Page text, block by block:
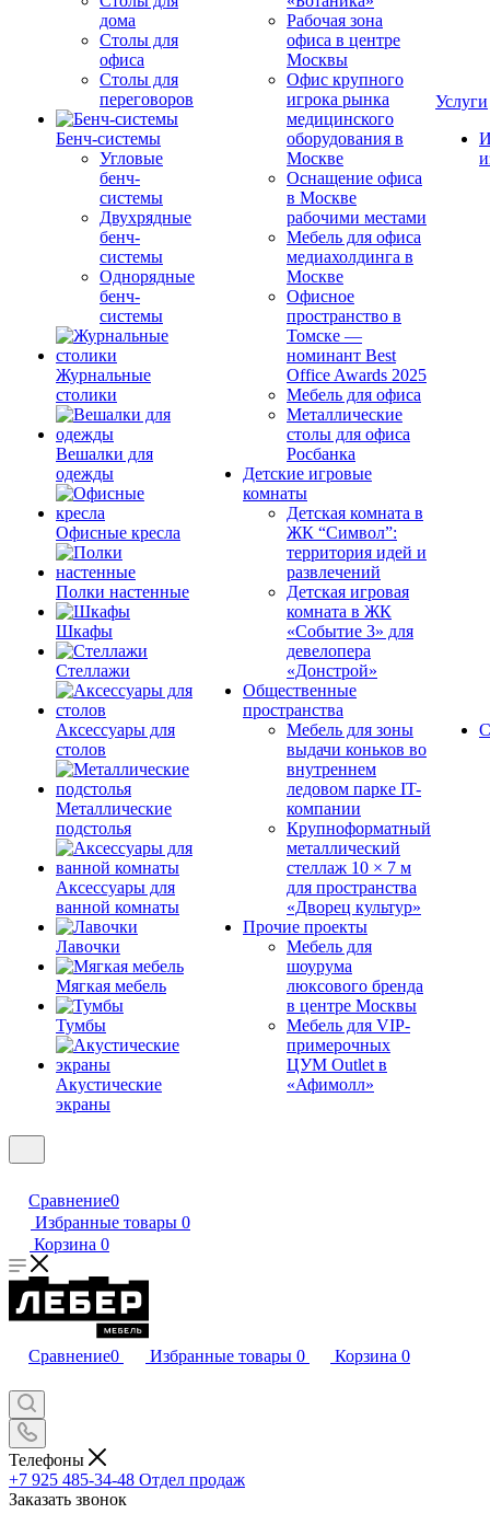
дома
Столы для
офиса
Столы для
переговоров
Бенч-системы
Угловые
бенч-
системы
Двухрядные
бенч-
системы
Однорядные
бенч-
системы
Журнальные
столики
Вешалки для
одежды
Офисные кресла
Полки настенные
Шкафы
Стеллажи
Аксессуары для
столов
Металлические
подстолья
Аксессуары для
ванной комнаты
Лавочки
Мягкая мебель
Тумбы
Акустические
экраны
Рабочая зона
офиса в центре
Москвы
Офис крупного
игрока рынка
медицинского
оборудования в
Москве
Оснащение офиса
в Москве
рабочими местами
Мебель для офиса
медиахолдинга в
Москве
Офисное
пространство в
Томске —
номинант Best
Office Awards 2025
Мебель для офиса
Металлические
столы для офиса
Росбанка
Детские игровые
комнаты
Детская комната в
ЖК “Символ”:
территория идей и
развлечений
Детская игровая
комната в ЖК
«Событие 3» для
девелопера
«Донстрой»
Общественные
пространства
Мебель для зоны
выдачи коньков во
внутреннем
ледовом парке IT-
компании
Крупноформатный
металлический
стеллаж 10 × 7 м
для пространства
«Дворец культур»
Прочие проекты
Мебель для
шоурума
люксового бренда
в центре Москвы
Мебель для VIP-
примерочных
ЦУМ Outlet в
«Афимолл»
Услуги
Сравнение0
Избранные товары 0
Корзина 0
Сравнение0 Избранные товары 0 Корзина 0
Телефоны
+7 925 485-34-48 Отдел продаж
Заказать звонок